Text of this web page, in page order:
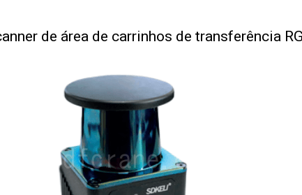
de área de carrinhos de transferência